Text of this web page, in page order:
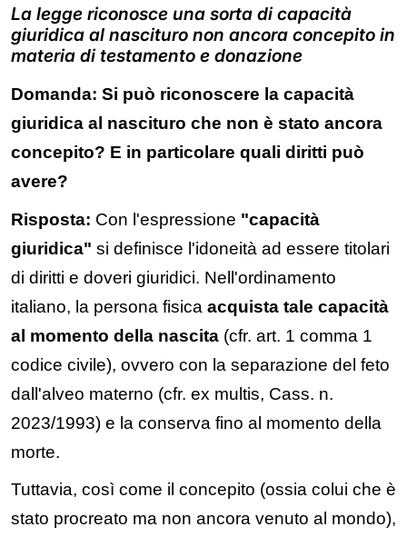
La legge riconosce una sorta di capacità
giuridica al nascituro non ancora concepito in
materia di testamento e donazione
Domanda: Si può riconoscere la capacità
giuridica al nascituro che non è stato ancora
concepito? E in particolare quali diritti può
avere?
Risposta: Con l'espressione "capacità
giuridica" si definisce l'idoneità ad essere titolari
di diritti e doveri giuridici. Nell'ordinamento
italiano, la persona fisica acquista tale capacità
al momento della nascita (cfr. art. 1 comma 1
codice civile), ovvero con la separazione del feto
dall'alveo materno (cfr. ex multis, Cass. n.
2023/1993) e la conserva fino al momento della
morte.
Tuttavia, così come il concepito (ossia colui che è
stato procreato ma non ancora venuto al mondo),